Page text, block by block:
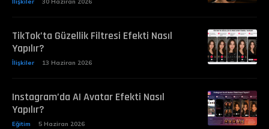
İlişkiler 30 Haziran 2026
TikTok’ta Güzellik Filtresi Efekti Nasıl
Yapılır?
İlişkiler 13 Haziran 2026
Instagram’da AI Avatar Efekti Nasıl
Yapılır?
Eğitim 5 Haziran 2026